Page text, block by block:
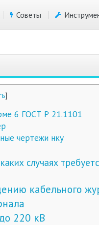
Советы
]
6 ГОСТ Р 21.1101
чертежи нку
случаях
кабельного
220 кВ